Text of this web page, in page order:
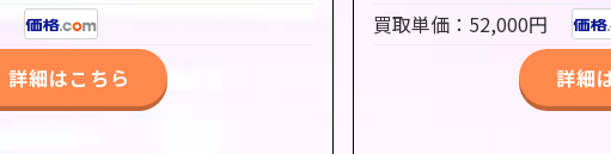
詳細はこちら
買取単価：52,000円
詳細